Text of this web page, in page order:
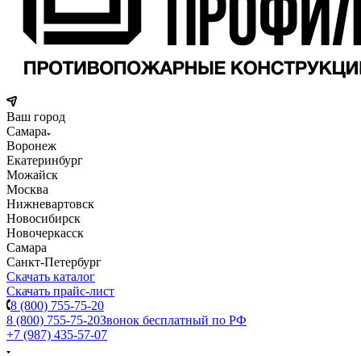
Ваш город
Самара
Воронеж
Екатеринбург
Можайск
Москва
Нижневартовск
Новосибирск
Новочеркасск
Самара
Санкт-Петербург
Скачать каталог
Скачать прайс-лист
8 (800) 755-75-20
8 (800) 755-75-20Звонок бесплатный по РФ
+7 (987) 435-57-07